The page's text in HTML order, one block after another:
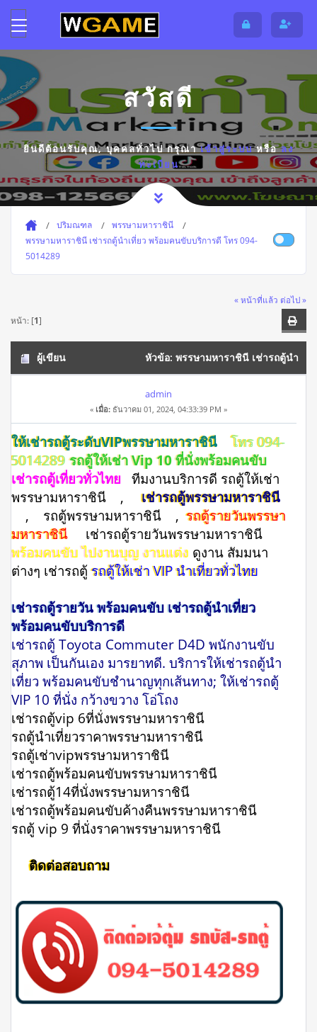
สวัสดี
ยินดีต้อนรับคุณ,บุคคลทั่วไปกรุณาเข้าสู่ระบบหรือลง
ทะเบียน
ปริมณฑล
พรรษามหาราชินี
พรรษามหาราชินี เช่ารถตู้นำเที่ยว พร้อมคนขับบริการดี โทร 094-
5014289
« หน้าที่แล้ว ต่อไป »
หน้า: [1]
ผู้เขียน หัวข้อ: พรรษามหาราชินี เช่ารถตู้นำ
เที่ยว พร้อมคนขับบริการดี โทร 094-5014289 (อ่าน 14806 ครั้ง)
admin
« เมื่อ: ธันวาคม 01, 2024, 04:33:39 PM »
ให้เช่ารถตู้ระดับVIPพรรษามหาราชินีโทร 094-
5014289 รถตู้ให้เช่า Vip 10 ที่นั่งพร้อมคนขับ
เช่ารถตู้เที่ยวทั่วไทย
ทีมงานบริการดี รถตู้ให้เช่า
พรรษามหาราชินี ,
เช่ารถตู้พรรษามหาราชินี
, รถตู้พรรษามหาราชินี ,รถตู้รายวันพรรษา
มหาราชินี
เช่ารถตู้รายวันพรรษามหาราชินี
พร้อมคนขับ ไปงานบุญ งานแต่ง ดูงาน สัมมนา
ต่างๆ เช่ารถตู้รถตู้ให้เช่า VIP นำเที่ยวทั่วไทย
เช่ารถตู้รายวัน พร้อมคนขับ เช่ารถตู้นำเที่ยว
พร้อมคนขับบริการดี
เช่ารถตู้ Toyota Commuter D4D พนักงานขับ
สุภาพ เป็นกันเอง มารยาทดี. บริการให้เช่ารถตู้นำ
เที่ยว พร้อมคนขับชำนาญทุกเส้นทาง; ให้เช่ารถตู้
VIP 10 ที่นั่ง กว้างขวาง โอ่โถง
เช่ารถตู้vip 6ที่นั่งพรรษามหาราชินี
รถตู้นําเที่ยวราคาพรรษามหาราชินี
รถตู้เช่าvipพรรษามหาราชินี
เช่ารถตู้พร้อมคนขับพรรษามหาราชินี
เช่ารถตู้14ที่นั่งพรรษามหาราชินี
เช่ารถตู้พร้อมคนขับค้างคืนพรรษามหาราชินี
รถตู้ vip 9 ที่นั่งราคาพรรษามหาราชินี
ติดต่อสอบถาม